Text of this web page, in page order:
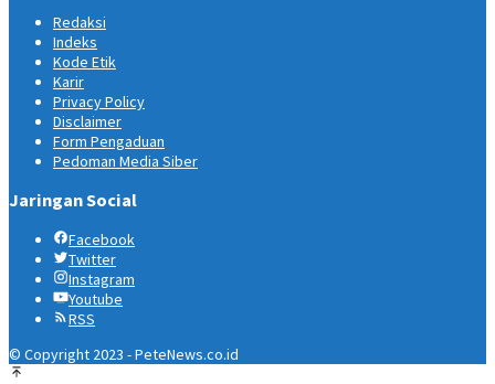
Redaksi
Indeks
Kode Etik
Karir
Privacy Policy
Disclaimer
Form Pengaduan
Pedoman Media Siber
Jaringan Social
Facebook
Twitter
Instagram
Youtube
RSS
© Copyright 2023 - PeteNews.co.id